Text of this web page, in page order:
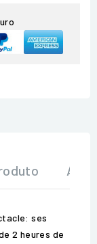
ses
2 heures de